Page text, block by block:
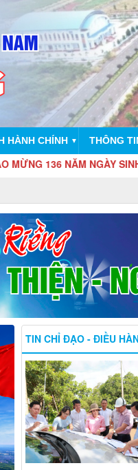
HÀNH CHÍNH ▼ THÔNG
NĂM NGÀY SINH CHỦ
TIN CHỈ ĐẠO - ĐIỀU